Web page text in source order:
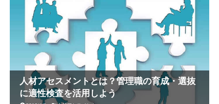
人材アセスメントとは？管理職の育成・選抜
に適性検査を活用しよう